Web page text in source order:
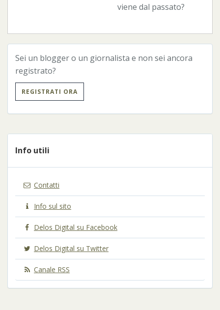
viene dal passato?
Sei un blogger o un giornalista e non sei ancora
registrato?
REGISTRATI ORA
Info utili
Contatti
Info sul sito
Delos Digital su Facebook
Delos Digital su Twitter
Canale RSS